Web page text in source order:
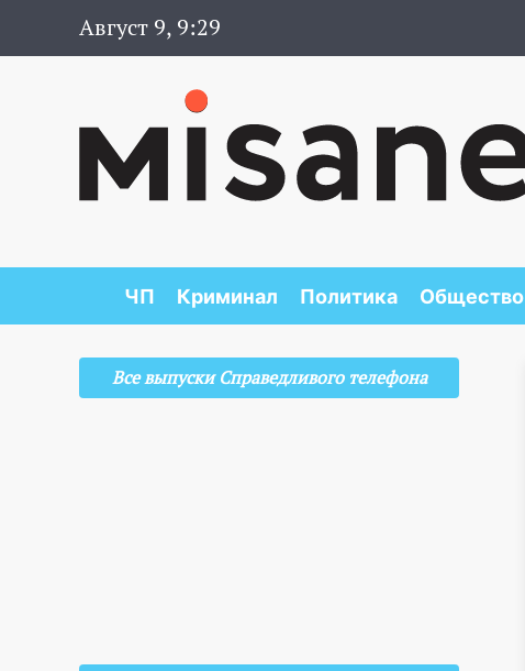
Август 9, 9:29
ЧП Криминал Политика Общество
Все выпуски Справедливого телефона